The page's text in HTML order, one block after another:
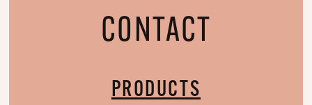
CONTACT
PRODUCTS